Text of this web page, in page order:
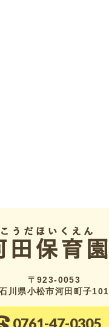
〒923-0053
川県小松市河田町子101
0761-47-0305